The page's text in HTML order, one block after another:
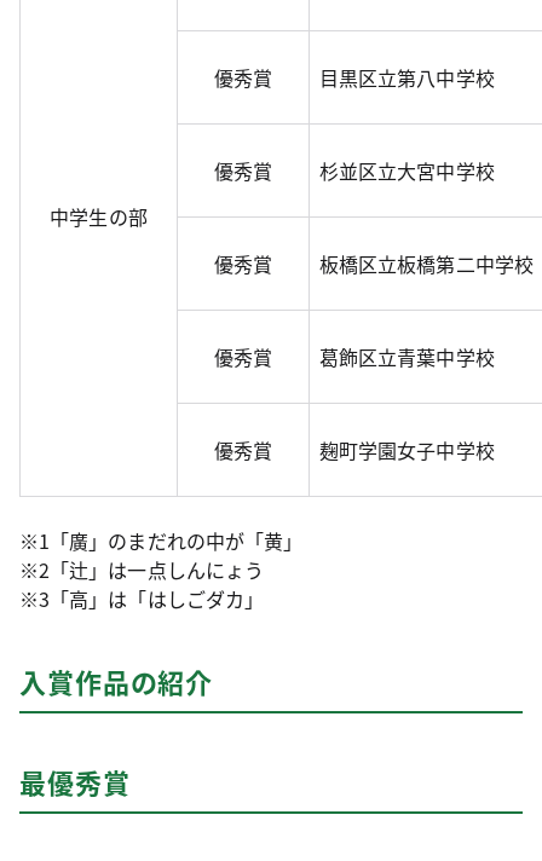
中学生の部
優秀賞 目黒区立第八中学校
優秀賞 杉並区立大宮中学校
優秀賞 板橋区立板橋第二中学校
優秀賞 葛飾区立青葉中学校
優秀賞 麹町学園女子中学校
※1「廣」のまだれの中が「黄」
※2「辻」は一点しんにょう
※3「高」は「はしごダカ」
入賞作品の紹介
最優秀賞